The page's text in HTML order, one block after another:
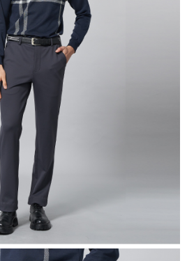
含以上)免運費
含以上)免運費
以上)免運費